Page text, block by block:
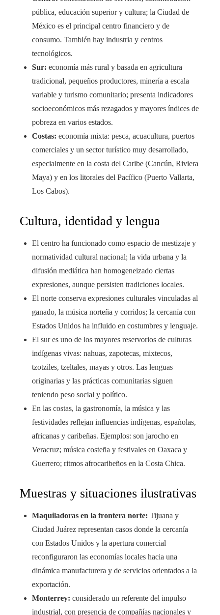
pública, educación superior y cultura; la Ciudad de
México es el principal centro financiero y de
consumo. También hay industria y centros
tecnológicos.
Sur: economía más rural y basada en agricultura
tradicional, pequeños productores, minería a escala
variable y turismo comunitario; presenta indicadores
socioeconómicos más rezagados y mayores índices de
pobreza en varios estados.
Costas: economía mixta: pesca, acuacultura, puertos
comerciales y un sector turístico muy desarrollado,
especialmente en la costa del Caribe (Cancún, Riviera
Maya) y en los litorales del Pacífico (Puerto Vallarta,
Los Cabos).
Cultura, identidad y lengua
El centro ha funcionado como espacio de mestizaje y
normatividad cultural nacional; la vida urbana y la
difusión mediática han homogeneizado ciertas
expresiones, aunque persisten tradiciones locales.
El norte conserva expresiones culturales vinculadas al
ganado, la música norteña y corridos; la cercanía con
Estados Unidos ha influido en costumbres y lenguaje.
El sur es uno de los mayores reservorios de culturas
indígenas vivas: nahuas, zapotecas, mixtecos,
tzotziles, tzeltales, mayas y otros. Las lenguas
originarias y las prácticas comunitarias siguen
teniendo peso social y político.
En las costas, la gastronomía, la música y las
festividades reflejan influencias indígenas, españolas,
africanas y caribeñas. Ejemplos: son jarocho en
Veracruz; música costeña y festivales en Oaxaca y
Guerrero; ritmos afrocaribeños en la Costa Chica.
Muestras y situaciones ilustrativas
Maquiladoras en la frontera norte: Tijuana y
Ciudad Juárez representan casos donde la cercanía
con Estados Unidos y la apertura comercial
reconfiguraron las economías locales hacia una
dinámica manufacturera y de servicios orientados a la
exportación.
Monterrey: considerado un referente del impulso
industrial, con presencia de compañías nacionales y